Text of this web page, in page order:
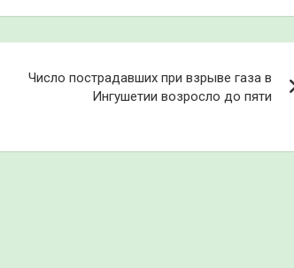
Число пострадавших при взрыве газа в
Ингушетии возросло до пяти